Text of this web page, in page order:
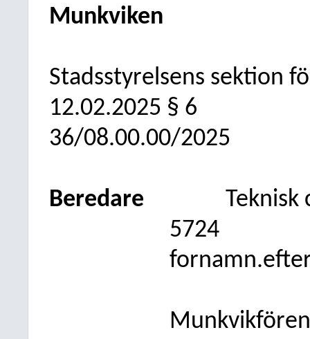
Munkviken
Stadsstyrelsens sektion
12.02.2025 § 6
36/08.00.00/2025
Beredare
Teknisk
5724